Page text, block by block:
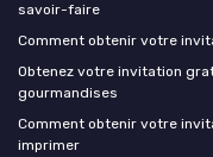
savoir-faire
Comment obtenir votre
Obtenez votre invitation
gourmandises
Comment obtenir votre
imprimer